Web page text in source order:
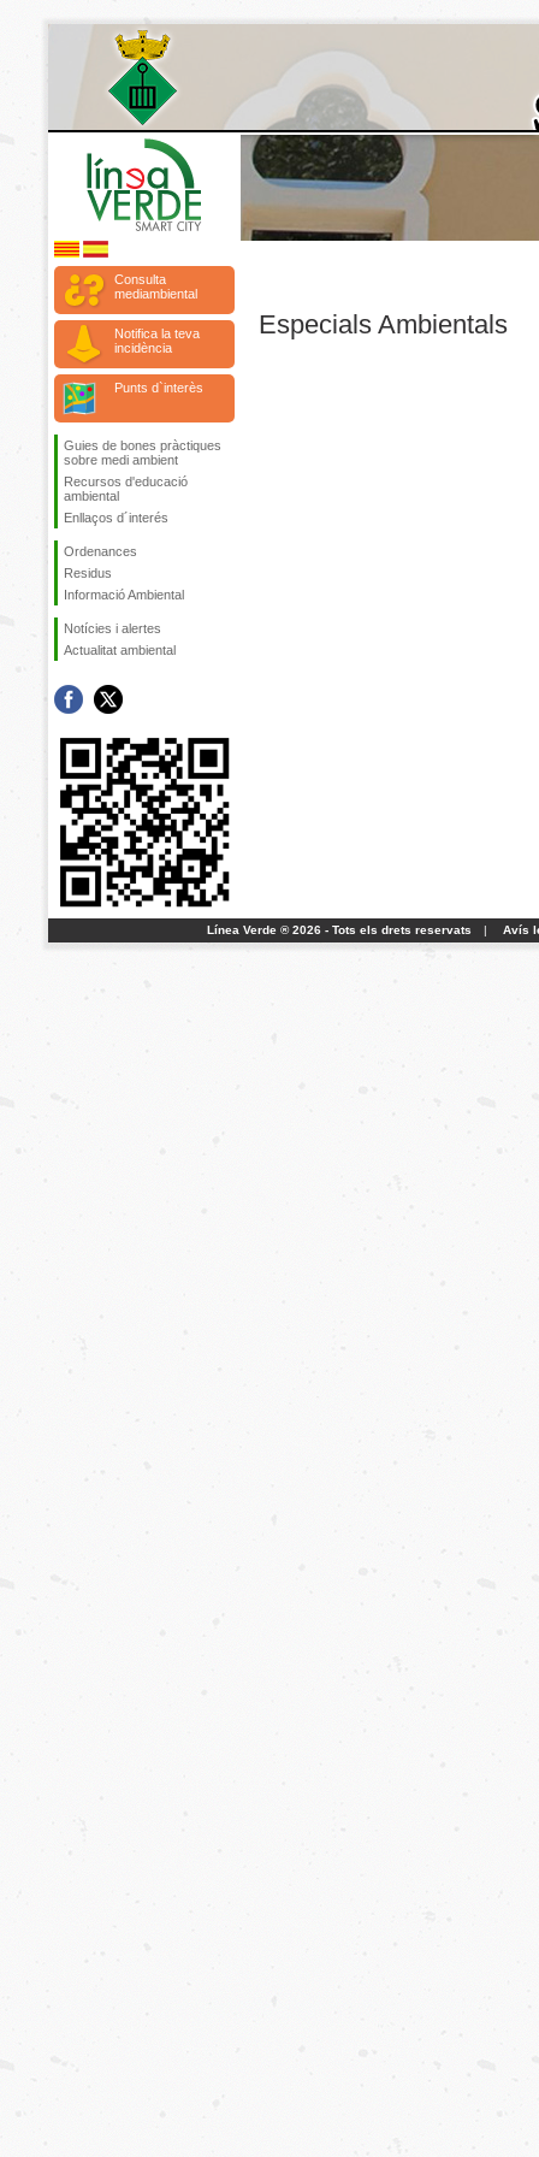
Consulta
mediambiental
Notifica la teva
incidència
Punts d`interès
Guies de bones pràctiques
sobre medi ambient
Recursos d'educació
ambiental
Enllaços d´interés
Ordenances
Residus
Informació Ambiental
Notícies i alertes
Actualitat ambiental
Especials Ambientals
Línea Verde ® 2026 - Tots els drets reservats | Avís